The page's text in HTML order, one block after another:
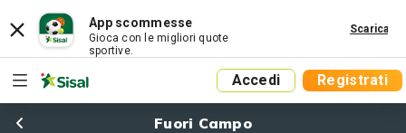
App scommesse
Gioca con le migliori quote
sportive.
Scarica
Accedi Registrati
Fuori Campo